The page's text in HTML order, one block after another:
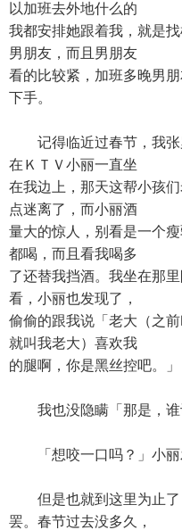
以加班去外地什么的
我都安排她跟着我，就是
男朋友，而且男朋友
看的比较紧，加班多晚男
下手。
记得临近过春节，我张
在ＫＴＶ小丽一直坐
在我边上，那天这帮小孩
点迷离了，而小丽酒
量大的惊人，别看是一个
都喝，而且看我喝多
了还替我挡酒。我坐在那
看，小丽也发现了，
偷偷的跟我说「老大（之
就叫我老大）喜欢我
的腿啊，你是黑丝控吧。」
我也没隐瞒「那是，谁
「想咬一口吗？」小丽
但是也就到这里为止了
罢。春节过去没多久，